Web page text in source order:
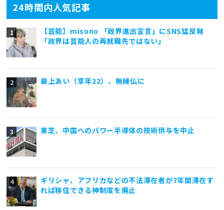
24時間内人気記事
【芸能】misono 「政界進出宣言」にSNS猛反発
「政界は芸能人の再就職先ではない」
最上あい（享年22）、無縁仏に
東芝、中国へのパワー半導体の技術供与を中止
ギリシャ、アフリカなどの不法滞在者が7年間滞在す
れば移住できる神制度を廃止